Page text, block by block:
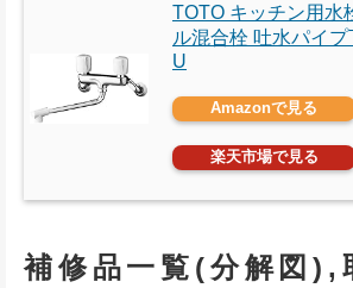
TOTO キッチン用水
ル混合栓 吐水パイ
U
Amazonで見る
楽天市場で見る
補修品一覧(分解図),